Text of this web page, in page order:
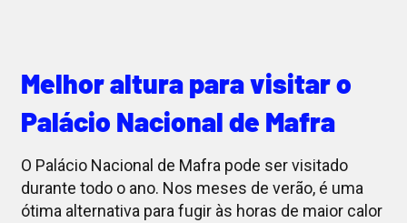
Melhor altura para visitar o
Palácio Nacional de Mafra
O Palácio Nacional de Mafra pode ser visitado
durante todo o ano. Nos meses de verão, é uma
ótima alternativa para fugir às horas de maior calor